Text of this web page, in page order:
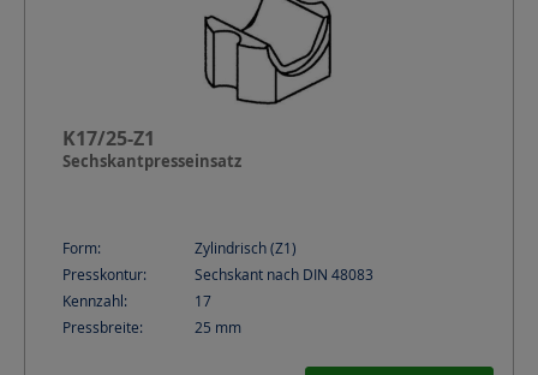
K17/25-Z1
Sechskantpresseinsatz
Form:
Zylindrisch (Z1)
Presskontur:
Sechskant nach DIN 48083
Kennzahl:
17
Pressbreite:
25 mm